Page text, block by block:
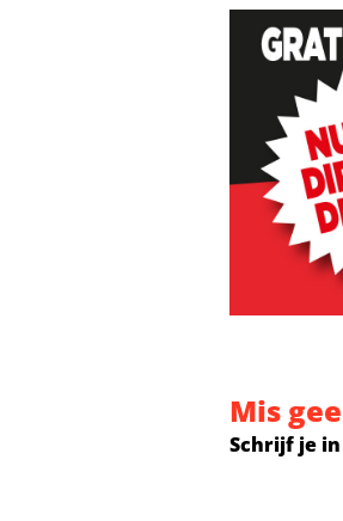
Mis
Schrijf je